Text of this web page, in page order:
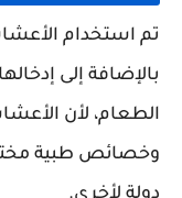
تم استخدام
بالإضافة إلى
الطعام، لأن
وخصائص طبية